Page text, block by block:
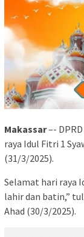
Makassar–-
raya Idul Fitri 1
(31/3/2025).
Selamat hari raya
lahir dan batin,”
Ahad (30/3/2025).